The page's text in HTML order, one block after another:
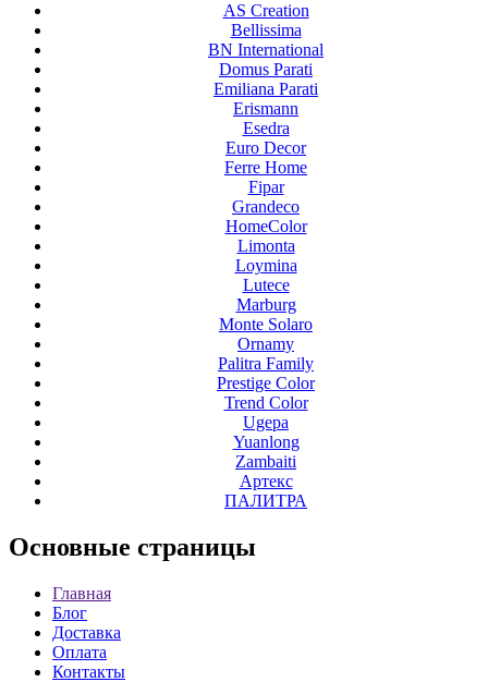
AS Creation
Bellissima
BN International
Domus Parati
Emiliana Parati
Erismann
Esedra
Euro Decor
Ferre Home
Fipar
Grandeco
HomeColor
Limonta
Loymina
Lutece
Marburg
Monte Solaro
Ornamy
Palitra Family
Prestige Color
Trend Color
Ugepa
Yuanlong
Zambaiti
Артекс
ПАЛИТРА
Основные страницы
Главная
Блог
Доставка
Оплата
Контакты